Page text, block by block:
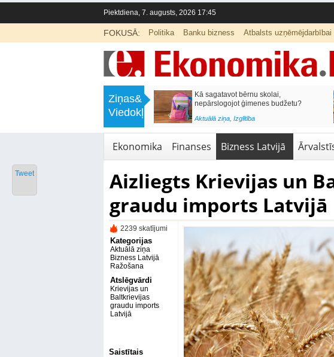
Piektdiena, 7. augusts, 2026 17:45
FOKUSĀ: Politika Banku bizness Atbalsts uzņēmējdarbībai
Ziņas&
Viedokļi
Labklājības ministrija rosina reformēt
un būtiski uzlabot vecāku pabalstu
Kā sagatavot bērnu skolai,
nepārslogojot ģimenes budžetu?
Aktuālā ziņa, Izglītība
Ekonomika Finanses Bizness Latvijā
Aizliegts Krievijas un
graudu imports Latvijā
2239 skatījumi
Kategorijas
Aktuālā ziņa
Bizness Latvijā
Ražošana
Atslēgvārdi
Krievijas un
Baltkrievijas
graudu imports
Latvijā
Saistītais
Tweet